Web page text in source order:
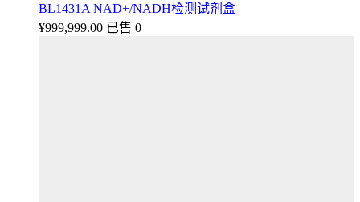
BL1431A NAD+/NADH检测试剂盒
¥999,999.00 已售 0